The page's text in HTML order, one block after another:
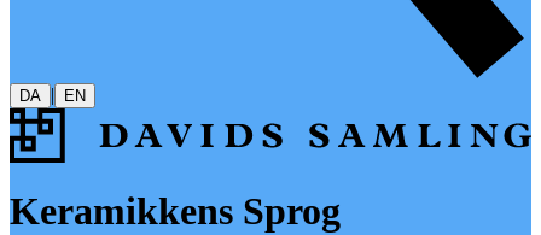
DA | EN
Keramikkens Sprog